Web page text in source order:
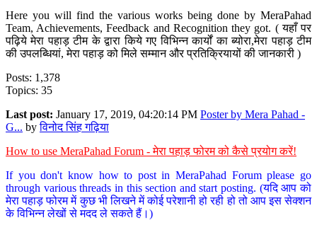
Here you will find the various works being done by MeraPahad
Team, Achievements, Feedback and Recognition they got. ( यहाँ पर
पढ़िये मेरा पहाड़ टीम के द्वारा किये गए विभिन्न कार्यों का ब्योरा,मेरा पहाड़ टीम
की उपलब्धियां, मेरा पहाड़ को मिले सम्मान और प्रतिक्रियायों की जानकारी )
Posts: 1,378
Topics: 35
Last post: January 17, 2019, 04:20:14 PM Poster by Mera Pahad -
G... byविनोद सिंह गढ़िया
How to use MeraPahad Forum - मेरा पहाड़ फोरम को कैसे प्रयोग करें!
If you don't know how to post in MeraPahad Forum please go
through various threads in this section and start posting. (यदि आप को
मेरा पहाड़ फोरम में कुछ भी लिखने में कोई परेशानी हो रही हो तो आप इस सेक्शन
के विभिन्न लेखों से मदद ले सकते हैं।)